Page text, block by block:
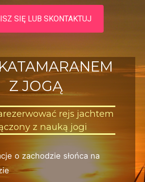
Z JOGĄ
rejs jachtem
z nauką jogi
o zachodzie słońca na
SIĘ LUB SKONTAKTUJ